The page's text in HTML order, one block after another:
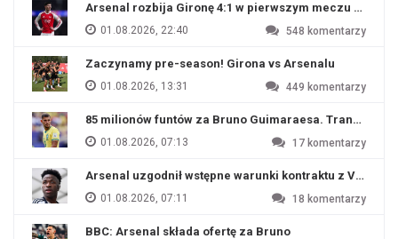
Arsenal rozbija Gironę 4:1 w pierwszym meczu
01.08.2026, 22:40 548 komentarzy
Zaczynamy pre-season! Girona vs Arsenalu
01.08.2026, 13:31 449 komentarzy
85 milionów funtów za Bruno Guimaraesa. Transfer
01.08.2026, 07:13 17 komentarzy
Arsenal uzgodnił wstępne warunki kontraktu z
01.08.2026, 07:11 18 komentarzy
BBC: Arsenal składa ofertę za Bruno